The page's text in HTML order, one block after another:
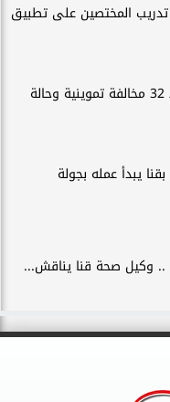
المختصين على تطبيق
حملة مكبرة تضبط 32 مخالفة تموينية وحالة
يبدأ عمله بجولة
.. وكيل صحة قنا يناقش...